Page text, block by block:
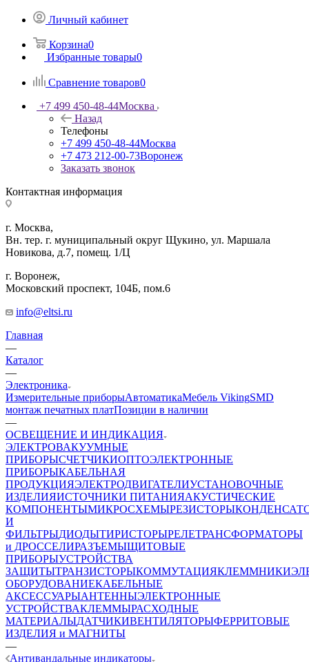
Личный кабинет
Корзина0
Избранные товары0
Сравнение товаров0
+7 499 450-48-44Москва
Назад
Телефоны
+7 499 450-48-44Москва
+7 473 212-00-73Воронеж
Заказать звонок
Контактная информация
г. Москва,
Вн. тер. г. муниципальный округ Щукино, ул. Маршала
Новикова, д.7, помещ. 1/Ц
г. Воронеж,
​Московский проспект, 104Б, пом.6
info@eltsi.ru
Главная
—
Каталог
—
Электроника
Измерительные приборыАвтоматикаМебель VikingSMD
монтаж печатных платПозиции в наличии
—
ОСВЕЩЕНИЕ И ИНДИКАЦИЯ
ЭЛЕКТРОВАКУУМНЫЕ
ПРИБОРЫСЧЕТЧИКИОПТОЭЛЕКТРОННЫЕ
ПРИБОРЫКАБЕЛЬНАЯ
ПРОДУКЦИЯЭЛЕКТРОДВИГАТЕЛИУСТАНОВОЧНЫЕ
ИЗДЕЛИЯИСТОЧНИКИ ПИТАНИЯАКУСТИЧЕСКИЕ
КОМПОНЕНТЫМИКРОСХЕМЫРЕЗИСТОРЫ
И
ФИЛЬТРЫДИОДЫТИРИСТОРЫРЕЛЕТРАНСФОРМАТОРЫ
и ДРОССЕЛИРАЗЪЕМЫЩИТОВЫЕ
ПРИБОРЫУСТРОЙСТВА
ЗАЩИТЫТРАНЗИСТОРЫКОММУТАЦИЯКЛЕММНИКИ
ОБОРУДОВАНИЕКАБЕЛЬНЫЕ
АКСЕССУАРЫАНТЕННЫЭЛЕКТРОННЫЕ
УСТРОЙСТВАКЛЕММЫРАСХОДНЫЕ
МАТЕРИАЛЫДАТЧИКИВЕНТИЛЯТОРЫФЕРРИТОВЫЕ
ИЗДЕЛИЯ и МАГНИТЫ
—
Антивандальные индикаторы